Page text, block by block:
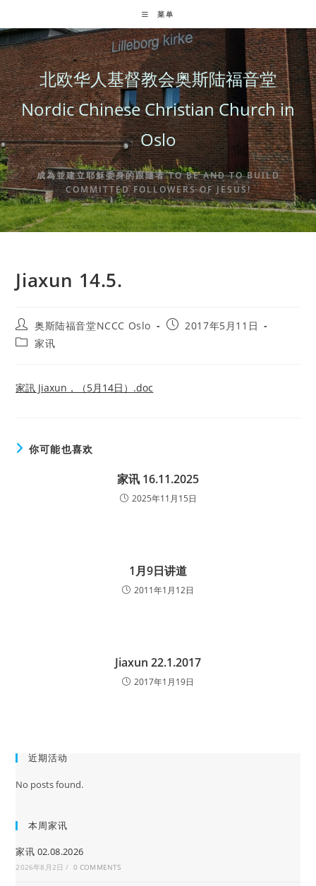
to
content
菜单
北欧华人基督教会奥斯陆福音堂
Nordic Chinese Christian Church in
Oslo
成為並建立耶穌委身的跟隨者 TO BE AND TO BUILD
COMMITTED FOLLOWERS OF JESUS!
Jiaxun 14.5.
Post
author:
奥斯陆福音堂NCCC Oslo
Post2017年5月11日
Post家讯
家訊 Jiaxun，（5月14日）.doc
你可能也喜欢
家讯 16.11.2025
2025年11月15日
1月9日讲道
2011年1月12日
Jiaxun 22.1.2017
2017年1月19日
近期活动
No posts found.
本周家讯
家讯 02.08.2026
2026年8月2日 / 0 COMMENTS